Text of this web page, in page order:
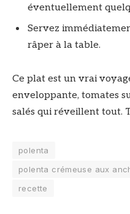
éventuellement
Servez
râper à la table.
Ce plat est un vrai
enveloppante, tomates
salés qui réveillent tout.
polenta
polenta crémeuse aux
recette